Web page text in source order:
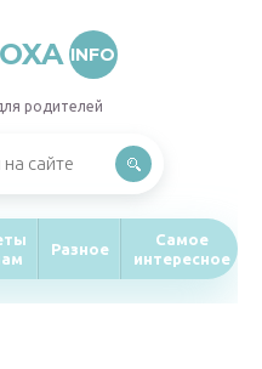
INFO
родителей
Разное
Самое
интересное